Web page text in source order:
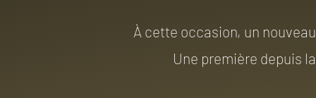
À cette occasion, un
Une première depuis